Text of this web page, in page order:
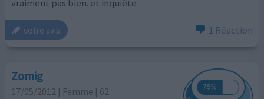
vraiment pas bien. et inquiète
votre avis 1 Réaction
Zomig
17/05/2012 | Femme | 62